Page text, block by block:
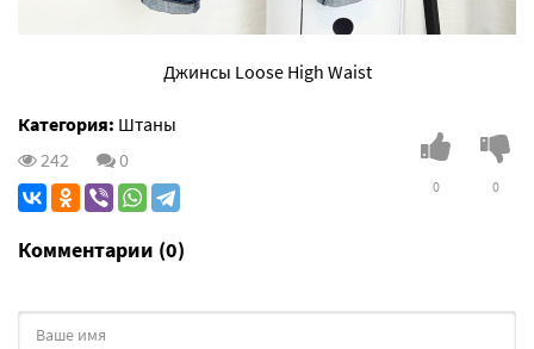
Джинсы Loose High Waist
Категория: Штаны
242
0
0 0
Комментарии (0)